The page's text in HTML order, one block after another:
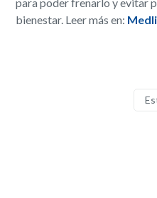
para poder frenarlo y evitar
bienestar. Leer más en: